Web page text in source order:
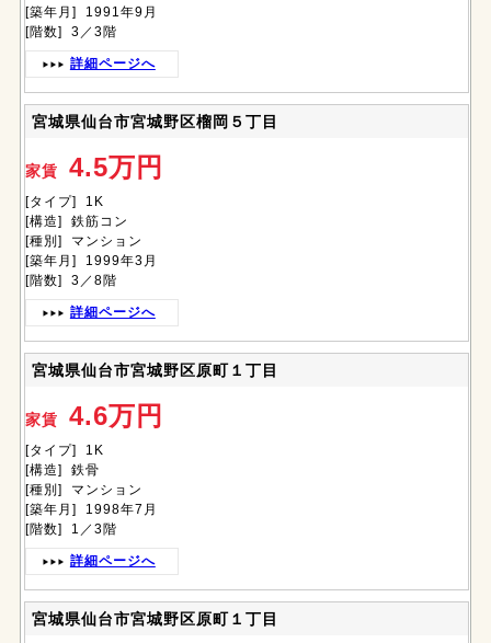
[築年月] 1991年9月
[階数] 3／3階
詳細ページへ
宮城県仙台市宮城野区榴岡５丁目
家賃 4.5万円
[タイプ] 1K
[構造] 鉄筋コン
[種別] マンション
[築年月] 1999年3月
[階数] 3／8階
詳細ページへ
宮城県仙台市宮城野区原町１丁目
家賃 4.6万円
[タイプ] 1K
[構造] 鉄骨
[種別] マンション
[築年月] 1998年7月
[階数] 1／3階
詳細ページへ
宮城県仙台市宮城野区原町１丁目